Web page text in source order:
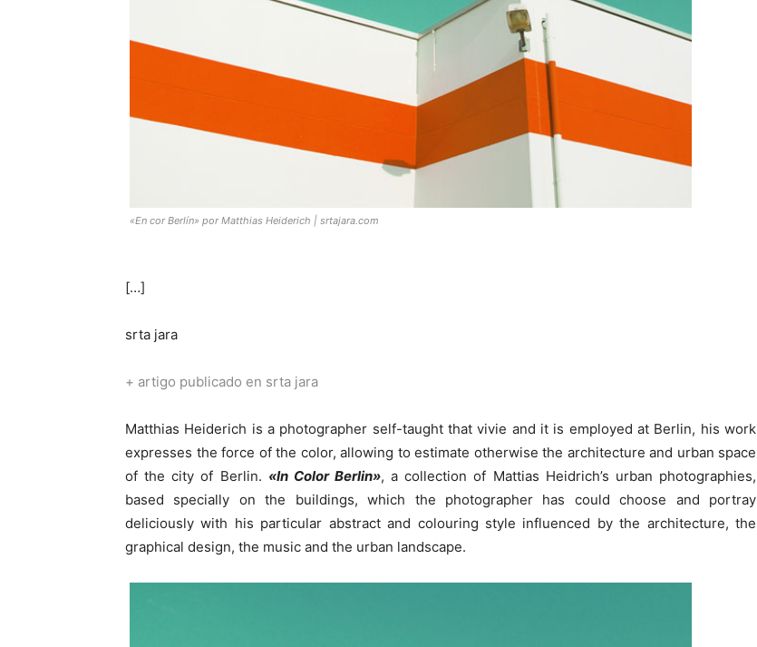
«En cor Berlín» por Matthias Heiderich | srtajara.com
[…]
srta jara
+ artigo publicado en srta jara
Matthias Heiderich is a photographer self-taught that vivie and it is employed at Berlin, his work
expresses the force of the color, allowing to estimate otherwise the architecture and urban space
of the city of Berlin. «In Color Berlin», a collection of Mattias Heidrich’s urban photographies,
based specially on the buildings, which the photographer has could choose and portray
deliciously with his particular abstract and colouring style influenced by the architecture, the
graphical design, the music and the urban landscape.